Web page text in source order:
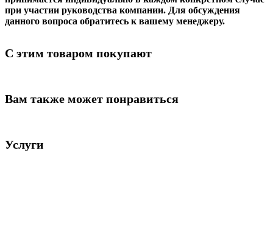
при участии руководства компании. Для обсуждения
данного вопроса обратитесь к вашему менеджеру.
С этим товаром покупают
Вам также может понравиться
Услуги